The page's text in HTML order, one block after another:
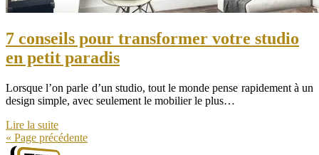
7 conseils pour transformer votre studio
en petit paradis
Lorsque l’on parle d’un studio, tout le monde pense rapidement à un
design simple, avec seulement le mobilier le plus…
Lire la suite
« Page précédente